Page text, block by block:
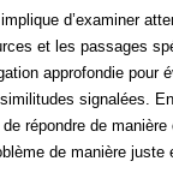
d’examiner
et les passages
approfondie pour
signalées.
répondre de
de manière juste